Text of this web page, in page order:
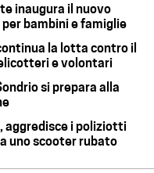
inaugura il nuovo
per bambini e famiglie
la lotta contro il
e volontari
si prepara alla
aggredisce i poliziotti
uno scooter rubato